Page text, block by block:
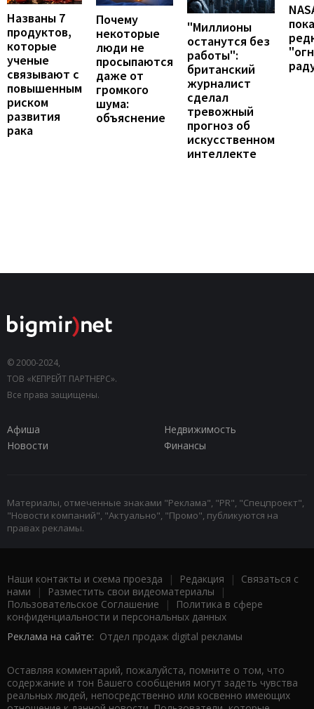
Названы 7
продуктов,
которые
ученые
связывают с
повышенным
риском
развития
рака
Почему
некоторые
люди не
просыпаются
даже от
громкого
шума:
объяснение
"Миллионы
останутся без
работы":
британский
журналист
сделал
тревожный
прогноз об
искусственном
интеллекте
© 2000-2024,
ТОВ «КЕПРЕЙТ ПАРТНЕРС».
Все права защищены.
Афиша
Недвижимость
Новости
Финансы
Материалы, отмеченные знаками "Реклама", "PR", "Спецпроект",
"Новости компаний", "Актуально", "Промо", публикуются на
правах рекламы.
Наши контакты и схема проезда | Редакция | Связаться с
нами | Разместить свои видеоматериалы |
Пользовательское Соглашение |
Политика в сфере
конфиденциальности и персональных данных
Реклама на сайте: Отдел продаж digital рекламы
Оставляя комментарий, пожалуйста, помните о том, что
содержание и тон Вашего сообщения могут задеть чувства
реальных людей, непосредственно или косвенно имеющих